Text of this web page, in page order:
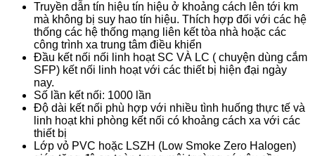
Truyền dẫn tín hiệu tín hiệu ở khoảng cách lên tới km
mà không bị suy hao tín hiệu. Thích hợp đối với các hệ
thống các hệ thống mạng liên kết tòa nhà hoặc các
công trình xa trung tâm điều khiển
Đầu kết nối nối linh hoạt SC VÀ LC ( chuyện dùng cắm
SFP) kết nối linh hoạt với các thiết bị hiện đại ngày
nay.
Số lần kết nối: 1000 lần
Độ dài kết nối phù hợp với nhiều tình huống thực tế và
linh hoạt khi phòng kết nối có khoảng cách xa với các
thiết bị
Lớp vỏ PVC hoặc LSZH (Low Smoke Zero Halogen)